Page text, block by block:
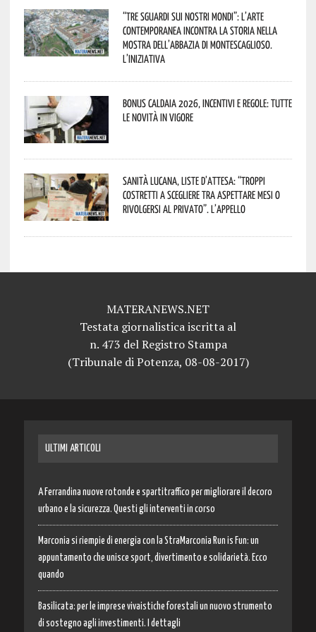
“Tre Sguardi sui Nostri Mondi”: l’arte
contemporanea incontra la storia nella
mostra dell’Abbazia di Montescaglioso.
L’iniziativa
Bonus caldaia 2026, incentivi e regole: tutte
le novità in vigore
Sanità lucana, liste d’attesa: “Troppi
costretti a scegliere tra aspettare mesi o
rivolgersi al privato”. L’appello
MATERANEWS.NET
Testata giornalistica iscritta al
n. 473 del Registro Stampa
(Tribunale di Potenza, 08-08-2017)
ULTIMI ARTICOLI
A Ferrandina nuove rotonde e spartitraffico per migliorare il decoro
urbano e la sicurezza. Questi gli interventi in corso
Marconia si riempie di energia con la StraMarconia Run is Fun: un
appuntamento che unisce sport, divertimento e solidarietà. Ecco
quando
Basilicata: per le imprese vivaistiche forestali un nuovo strumento
di sostegno agli investimenti. I dettagli